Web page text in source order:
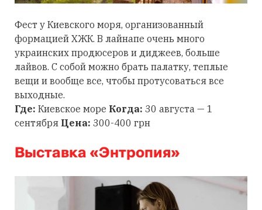
Фест у Киевского моря, организованный
формацией ХЖК. В лайнапе очень много
украинских продюсеров и диджеев, больше
лайвов. С собой можно брать палатку, теплые
вещи и вообще все, чтобы протусоваться все
выходные.
Где: Киевское море Когда: 30 августа — 1
сентября Цена: 300-400 грн
Выставка «Энтропия»